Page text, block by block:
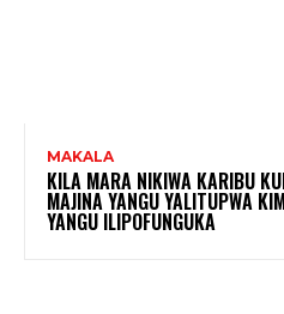
MAKALA
KILA MARA NIKIWA KARIBU
MAJINA YANGU YALITUPWA
YANGU ILIPOFUNGUKA